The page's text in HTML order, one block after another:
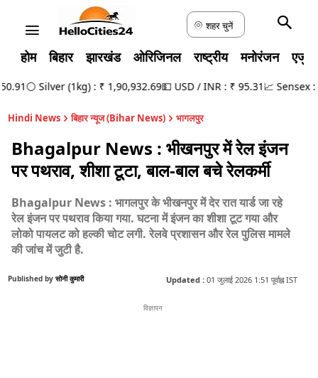
शहर चुनें
होम बिहार झारखंड ओरिजिनल राष्ट्रीय मनोरंजन
⚪ Silver (1kg) : ₹ 1,90,932.69💵 USD / INR : ₹ 95.31📈 Sensex :
Hindi News बिहार न्यूज (Bihar News) भागलपुर
Bhagalpur News : भीखनपुर में रेल इंजन
पर पथराव, शीशा टूटा, बाल-बाल बचे रेलकर्मी
Bhagalpur News : भागलपुर के भीखनपुर में देर रात यार्ड जा रहे
रेल इंजन पर पथराव किया गया. घटना में इंजन का शीशा टूट गया और
लोको पायलट को हल्की चोट लगी. रेलवे प्रशासन और रेल पुलिस मामले
की जांच में जुटी है.
Published by सोनी कुमारी Updated : 01 जुलाई 2026 1:51 पूर्वाह्न IST
विज्ञापन